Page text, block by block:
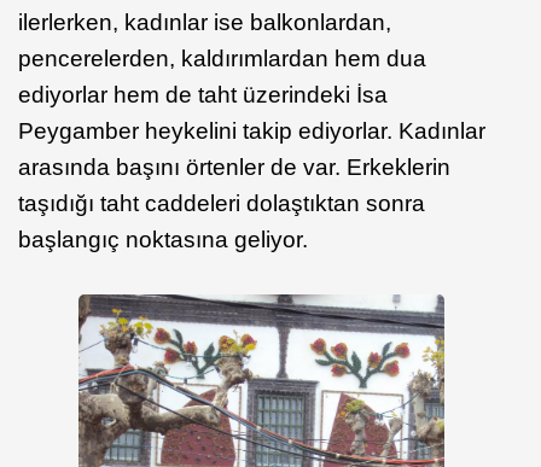
ilerlerken, kadınlar ise balkonlardan,
pencerelerden, kaldırımlardan hem dua
ediyorlar hem de taht üzerindeki İsa
Peygamber heykelini takip ediyorlar. Kadınlar
arasında başını örtenler de var. Erkeklerin
taşıdığı taht caddeleri dolaştıktan sonra
başlangıç noktasına geliyor.